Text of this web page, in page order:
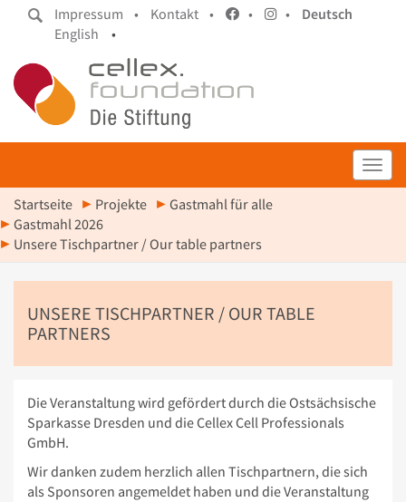
Impressum • Kontakt • • •
Deutsch
English
•
Startseite Projekte
Gastmahl für alle
Gastmahl 2026
Unsere Tischpartner / Our table partners
UNSERE TISCHPARTNER / OUR TABLE
PARTNERS
Die Veranstaltung wird gefördert durch die Ostsächsische
Sparkasse Dresden und die Cellex Cell Professionals
GmbH.
Wir danken zudem herzlich allen Tischpartnern, die sich
als Sponsoren angemeldet haben und die Veranstaltung